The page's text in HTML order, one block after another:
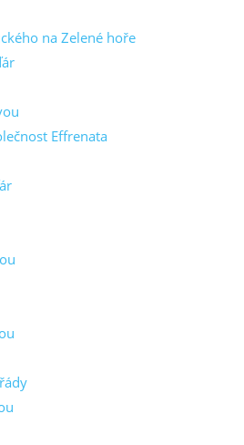
na Zelené hoře
Effrenata